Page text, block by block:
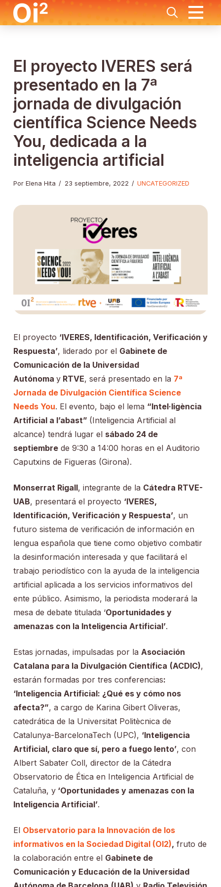
El proyecto IVERES será
presentado en la 7ª
jornada de divulgación
científica Science Needs
You, dedicada a la
inteligencia artificial
Por Elena Hita / 23 septiembre, 2022 / UNCATEGORIZED
El proyecto ‘IVERES, Identificación, Verificación y
Respuesta’, liderado por el Gabinete de
Comunicación de la Universidad
Autónoma yRTVE, será presentado en la 7ª
Jornada de Divulgación Científica Science
Needs You. El evento, bajo el lema “Intel·ligència
Artificial a l’abast” (Inteligencia Artificial al
alcance) tendrá lugar el sábado 24 de
septiembrede 9:30 a 14:00 horas en el Auditorio
Caputxins de Figueras (Girona).
Monserrat Rigall, integrante de la Cátedra RTVE-
UAB, presentará el proyecto ‘IVERES,
Identificación, Verificación y Respuesta’, un
futuro sistema de verificación de información en
lengua española que tiene como objetivo combatir
la desinformación interesada y que facilitará el
trabajo periodístico con la ayuda de la inteligencia
artificial aplicada a los servicios informativos del
ente público. Asimismo, la periodista moderará la
mesa de debate titulada ‘Oportunidades y
amenazas con la Inteligencia Artificial’.
Estas jornadas, impulsadas por la Asociación
Catalana para la Divulgación Científica (ACDIC),
estarán formadas por tres conferencias:
‘Inteligencia Artificial: ¿Qué es y cómo nos
afecta?”, a cargo de Karina Gibert Oliveras,
catedrática de la Universitat Politècnica de
Catalunya-BarcelonaTech (UPC), ‘Inteligencia
Artificial, claro que sí, pero a fuego lento’, con
Albert Sabater Coll, director de la Cátedra
Observatorio de Ética en Inteligencia Artificial de
Cataluña, y‘Oportunidades y amenazas con la
Inteligencia Artificial’.
El Observatorio para la Innovación de los
informativos en la Sociedad Digital (OI2), fruto de
la colaboración entre el Gabinete de
Comunicación y Educación de la Universidad